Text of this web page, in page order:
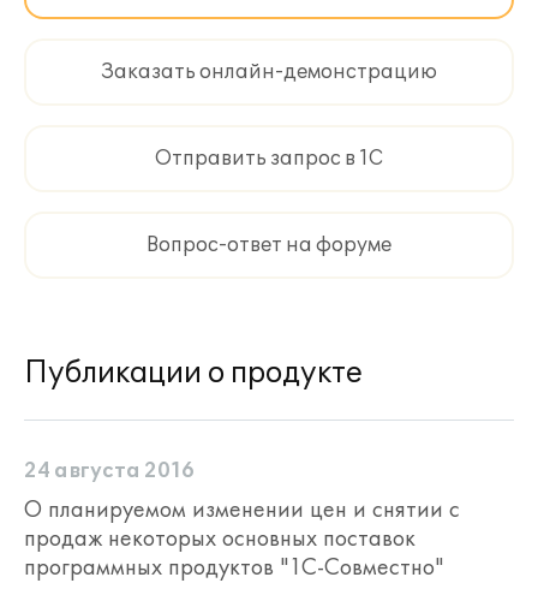
Заказать онлайн-демонстрацию
Отправить запрос в 1С
Вопрос-ответ на форуме
Публикации о продукте
24 августа 2016
О планируемом изменении цен и снятии с
продаж некоторых основных поставок
программных продуктов "1С-Совместно"